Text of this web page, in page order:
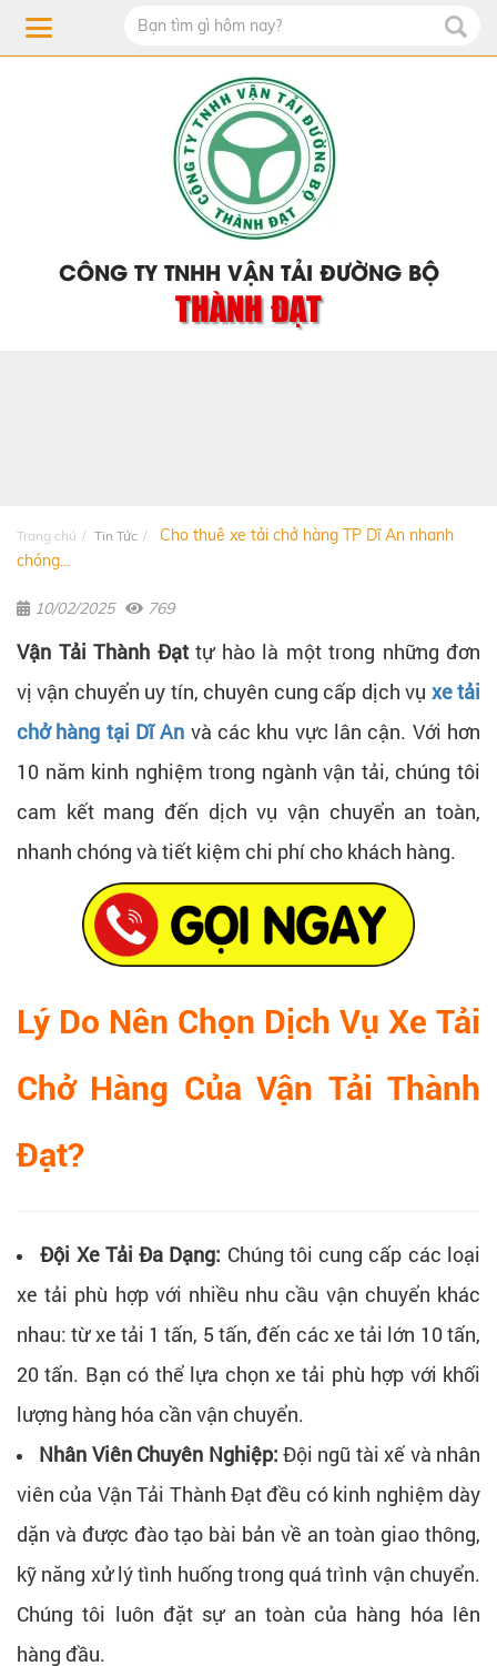
CÔNG TY TNHH VẬN TẢI ĐƯỜNG BỘ
THÀNH ĐẠT
Trang chủ Tin Tức
Cho thuê xe tải chở hàng TP Dĩ An nhanh
chóng...
10/02/2025 769
Vận Tải Thành Đạttự hào là một trong những đơn
vị vận chuyển uy tín, chuyên cung cấp dịch vụ xe tải
chở hàng tại Dĩ An và các khu vực lân cận. Với hơn
10 năm kinh nghiệm trong ngành vận tải, chúng tôi
cam kết mang đến dịch vụ vận chuyển an toàn,
nhanh chóng và tiết kiệm chi phí cho khách hàng.
Lý Do Nên Chọn Dịch Vụ Xe Tải
Chở Hàng Của Vận Tải Thành
Đạt?
Đội Xe Tải Đa Dạng: Chúng tôi cung cấp các loại
xe tải phù hợp với nhiều nhu cầu vận chuyển khác
nhau: từ xe tải 1 tấn, 5 tấn, đến các xe tải lớn 10 tấn,
20 tấn. Bạn có thể lựa chọn xe tải phù hợp với khối
lượng hàng hóa cần vận chuyển.
Nhân Viên Chuyên Nghiệp:Đội ngũ tài xế và nhân
viên của Vận Tải Thành Đạt đều có kinh nghiệm dày
dặn và được đào tạo bài bản về an toàn giao thông,
kỹ năng xử lý tình huống trong quá trình vận chuyển.
Chúng tôi luôn đặt sự an toàn của hàng hóa lên
hàng đầu.